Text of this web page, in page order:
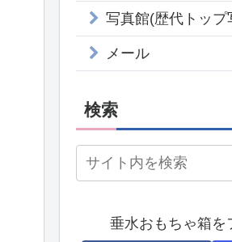
写真館(歴代トップ
メール
検索
垂水おもちゃ箱を